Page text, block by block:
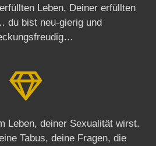
Leben, Deiner erfüllten
du bist neu-gierig und
Leben, deiner Sexualität wirst.
Tabus, deine Fragen, die